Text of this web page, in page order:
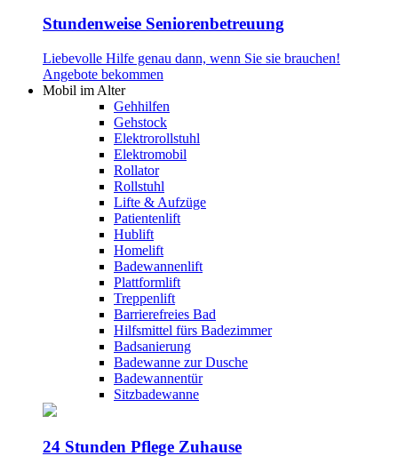
Stundenweise Seniorenbetreuung
Liebevolle Hilfe genau dann, wenn Sie sie brauchen!
Angebote bekommen
Mobil im Alter
Gehhilfen
Gehstock
Elektrorollstuhl
Elektromobil
Rollator
Rollstuhl
Lifte & Aufzüge
Patientenlift
Hublift
Homelift
Badewannenlift
Plattformlift
Treppenlift
Barrierefreies Bad
Hilfsmittel fürs Badezimmer
Badsanierung
Badewanne zur Dusche
Badewannentür
Sitzbadewanne
24 Stunden Pflege Zuhause